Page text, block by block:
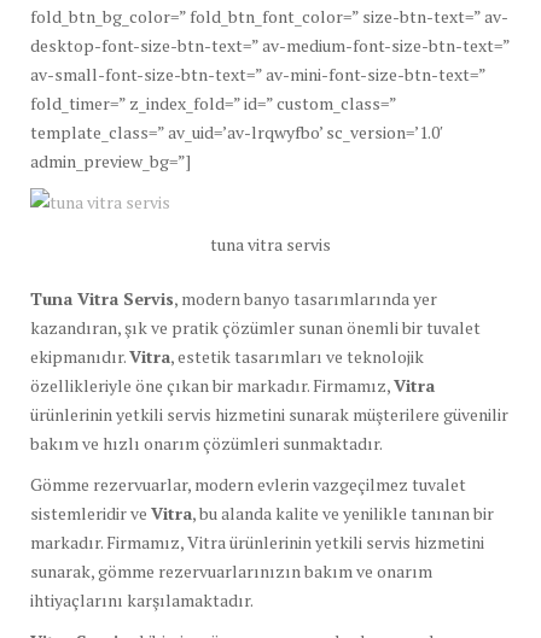
fold_btn_bg_color=” fold_btn_font_color=” size-btn-text=” av-
desktop-font-size-btn-text=” av-medium-font-size-btn-text=”
av-small-font-size-btn-text=” av-mini-font-size-btn-text=”
fold_timer=” z_index_fold=” id=” custom_class=”
template_class=” av_uid=’av-lrqwyfbo’ sc_version=’1.0′
admin_preview_bg=”]
tuna vitra servis
Tuna Vitra Servis, modern banyo tasarımlarında yer
kazandıran, şık ve pratik çözümler sunan önemli bir tuvalet
ekipmanıdır.Vitra, estetik tasarımları ve teknolojik
özellikleriyle öne çıkan bir markadır. Firmamız,Vitra
ürünlerinin yetkili servis hizmetini sunarak müşterilere güvenilir
bakım ve hızlı onarım çözümleri sunmaktadır.
Gömme rezervuarlar, modern evlerin vazgeçilmez tuvalet
sistemleridir ve Vitra, bu alanda kalite ve yenilikle tanınan bir
markadır. Firmamız, Vitra ürünlerinin yetkili servis hizmetini
sunarak, gömme rezervuarlarınızın bakım ve onarım
ihtiyaçlarını karşılamaktadır.